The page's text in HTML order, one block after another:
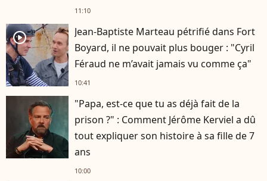
11:10
player2
Jean-Baptiste Marteau pétrifié dans Fort
Boyard, il ne pouvait plus bouger : "Cyril
Féraud ne m’avait jamais vu comme ça"
10:41
"Papa, est-ce que tu as déjà fait de la
prison ?" : Comment Jérôme Kerviel a dû
tout expliquer son histoire à sa fille de 7
ans
10:00